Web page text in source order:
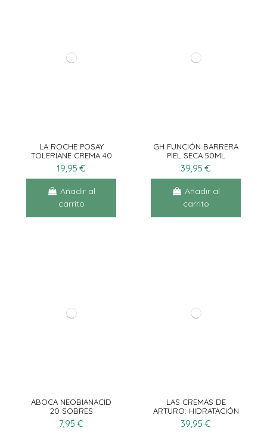
LA ROCHE POSAY
TOLERIANE CREMA 40
ML
19,95 €
Añadir al
carrito
GH FUNCIÓN BARRERA
PIEL SECA 50ML
39,95 €
Añadir al
carrito
ABOCA NEOBIANACID
20 SOBRES
7,95 €
LAS CREMAS DE
ARTURO: HIDRATACIÓN
Y REGENERACIÓN
BARRERA 50ML
39,95 €